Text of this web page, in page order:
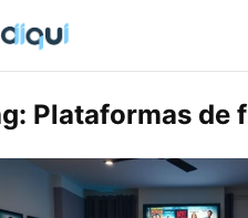
Plataformas de